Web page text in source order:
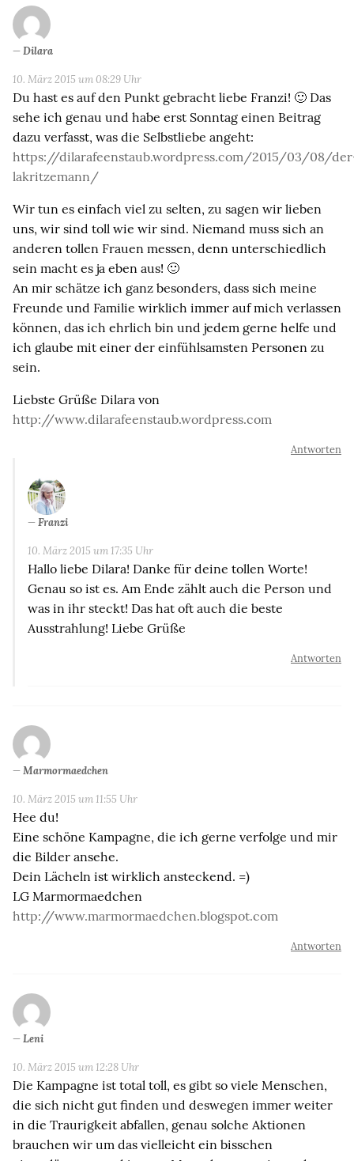
Dilara
10. März 2015 um 08:29 Uhr
Du hast es auf den Punkt gebracht liebe Franzi! 🙂 Das
sehe ich genau und habe erst Sonntag einen Beitrag
dazu verfasst, was die Selbstliebe angeht:
https://dilarafeenstaub.wordpress.com/2015/03/08/
lakritzemann/
Wir tun es einfach viel zu selten, zu sagen wir lieben
uns, wir sind toll wie wir sind. Niemand muss sich an
anderen tollen Frauen messen, denn unterschiedlich
sein macht es ja eben aus! 🙂
An mir schätze ich ganz besonders, dass sich meine
Freunde und Familie wirklich immer auf mich verlassen
können, das ich ehrlich bin und jedem gerne helfe und
ich glaube mit einer der einfühlsamsten Personen zu
sein.
Liebste Grüße Dilara von
http://www.dilarafeenstaub.wordpress.com
Antworten
Franzi
10. März 2015 um 17:35 Uhr
Hallo liebe Dilara! Danke für deine tollen Worte!
Genau so ist es. Am Ende zählt auch die Person und
was in ihr steckt! Das hat oft auch die beste
Ausstrahlung! Liebe Grüße
Antworten
Marmormaedchen
10. März 2015 um 11:55 Uhr
Hee du!
Eine schöne Kampagne, die ich gerne verfolge und mir
die Bilder ansehe.
Dein Lächeln ist wirklich ansteckend. =)
LG Marmormaedchen
http://www.marmormaedchen.blogspot.com
Antworten
Leni
10. März 2015 um 12:28 Uhr
Die Kampagne ist total toll, es gibt so viele Menschen,
die sich nicht gut finden und deswegen immer weiter
in die Traurigkeit abfallen, genau solche Aktionen
brauchen wir um das vielleicht ein bisschen